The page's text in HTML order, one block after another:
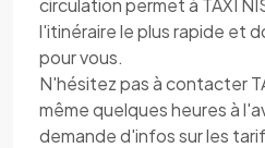
circulation permet à TAXI
l'itinéraire le plus rapide et
pour vous.
N'hésitez pas à contacter
même quelques heures à
demande d'infos sur les